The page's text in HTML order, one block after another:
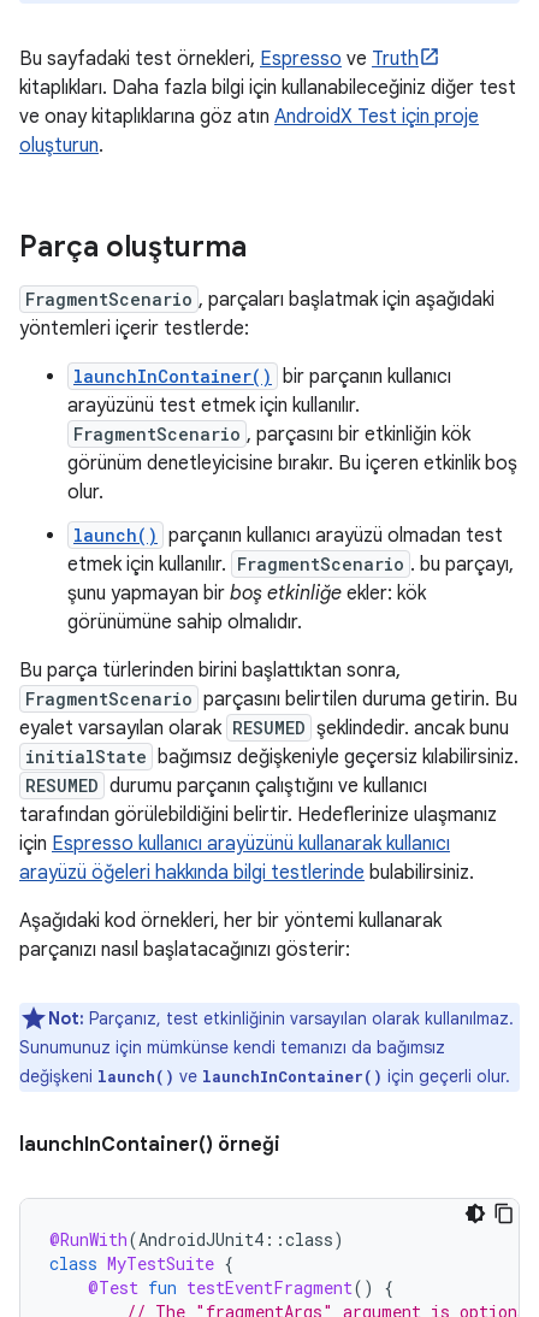
Bu sayfadaki test örnekleri, Espresso ve Truth
kitaplıkları. Daha fazla bilgi için kullanabileceğiniz diğer test
ve onay kitaplıklarına göz atın AndroidX Test için proje
oluşturun.
Parça oluşturma
FragmentScenario , parçaları başlatmak için aşağıdaki
yöntemleri içerir testlerde:
launchInContainer() bir parçanın kullanıcı
arayüzünü test etmek için kullanılır.
FragmentScenario , parçasını bir etkinliğin kök
görünüm denetleyicisine bırakır. Bu içeren etkinlik boş
olur.
launch() parçanın kullanıcı arayüzü olmadan test
etmek için kullanılır. FragmentScenario . bu parçayı,
şunu yapmayan bir boş etkinliğe ekler: kök
görünümüne sahip olmalıdır.
Bu parça türlerinden birini başlattıktan sonra,
FragmentScenario parçasını belirtilen duruma getirin. Bu
eyalet varsayılan olarak RESUMED şeklindedir. ancak bunu
initialState bağımsız değişkeniyle geçersiz kılabilirsiniz.
RESUMED durumu parçanın çalıştığını ve kullanıcı
tarafından görülebildiğini belirtir. Hedeflerinize ulaşmanız
için Espresso kullanıcı arayüzünü kullanarak kullanıcı
arayüzü öğeleri hakkında bilgi testlerinde bulabilirsiniz.
Aşağıdaki kod örnekleri, her bir yöntemi kullanarak
parçanızı nasıl başlatacağınızı gösterir:
Not: Parçanız, test etkinliğinin varsayılan olarak kullanılmaz.
Sunumunuz için mümkünse kendi temanızı da bağımsız
değişkeni launch() ve launchInContainer() için geçerli olur.
launchInContainer() örneği
@RunWith(AndroidJUnit4 ::class)
class MyTestSuite {
@Test fun testEventFragment()
{
// The "fragmentArgs" argument is